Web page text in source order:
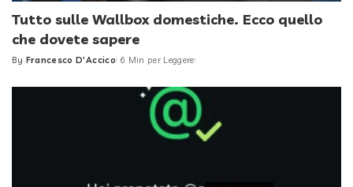
Tutto sulle Wallbox domestiche. Ecco quello
che dovete sapere
Posted
By Francesco D'Accico 6 Min per Leggere